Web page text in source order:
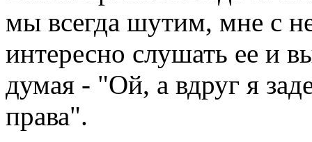
мы всегда шутим, мне с
интересно слушать ее и
думая - "Ой, а вдруг я
права".